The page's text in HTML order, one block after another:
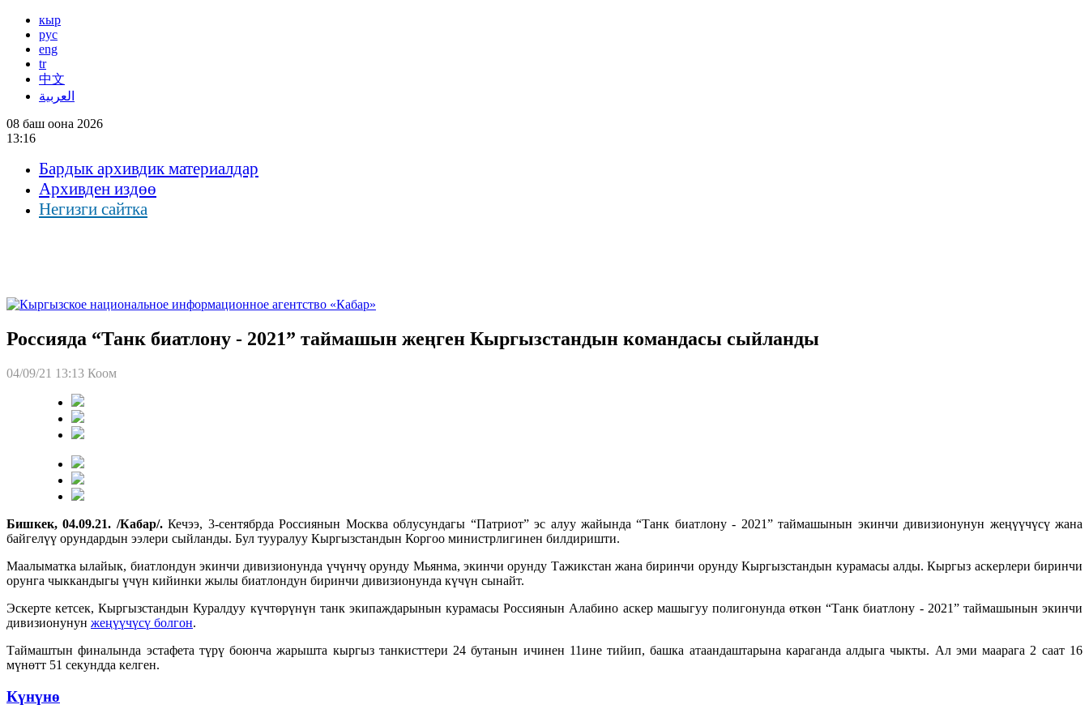
кыр
рус
eng
tr
中文
العربية
08 баш оона 2026
13:16
Бардык архивдик материалдар
Архивден издөө
Негизги сайтка
Россияда “Танк биатлону - 2021” таймашын жеңген Кыргызстандын командасы сыйланды
04/09/21 13:13 Коом
Бишкек, 04.09.21. /Кабар/.Кечээ, 3-сентябрда Россиянын Москва облусундагы “Патриот” эс алуу жайында “Танк биатлону - 2021” таймашынын экинчи дивизионунун жеңүүчүсү жана
байгелүү орундардын ээлери сыйланды. Бул тууралуу Кыргызстандын Коргоо министрлигинен билдиришти.
Маалыматка ылайык, биатлондун экинчи дивизионунда үчүнчү орунду Мьянма, экинчи орунду Тажикстан жана биринчи орунду Кыргызстандын курамасы алды. Кыргыз аскерлери биринчи
орунга чыккандыгы үчүн кийинки жылы биатлондун биринчи дивизионунда күчүн сынайт.
Эскерте кетсек, Кыргызстандын Куралдуу күчтөрүнүн танк экипаждарынын курамасы Россиянын Алабино аскер машыгуу полигонунда өткөн “Танк биатлону - 2021” таймашынын экинчи
дивизионунун жеңүүчүсү болгон.
Таймаштын финалында эстафета түрү боюнча жарышта кыргыз танкисттери 24 бутанын ичинен 11ине тийип, башка атаандаштарына караганда алдыга чыкты. Ал эми маарага 2 саат 16
мүнөтт 51 секундда келген.
Күнүнө